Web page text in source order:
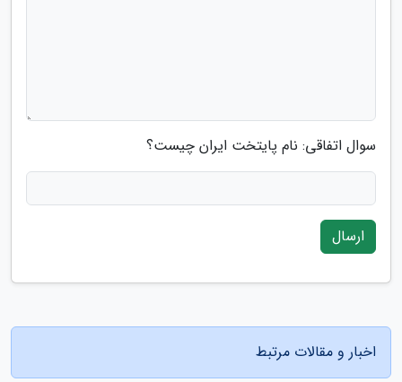
سوال اتفاقی: نام پایتخت ایران چیست؟
ارسال
اخبار و مقالات مرتبط